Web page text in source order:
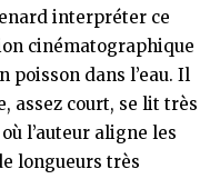
interpréter ce
cinématographique
poisson dans l’eau. Il
assez court, se lit très
l’auteur aligne les
longueurs très